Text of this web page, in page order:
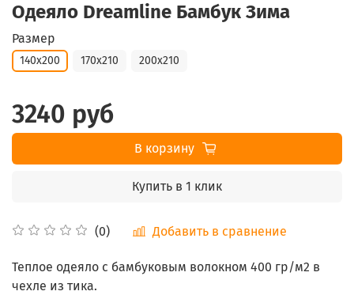
Одеяло Dreamline Бамбук Зима
(0) Добавить в сравнение
Размер
140х200 170х210 200х210
3240 руб
В корзину
Купить в 1 клик
Теплое одеяло с бамбуковым волокном 400 гр/м2 в
чехле из тика.